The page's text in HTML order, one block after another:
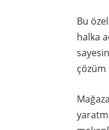
Bu
halka
çözüm